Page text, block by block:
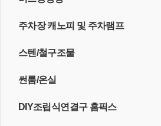
주차장 캐노피 및 주차램프
스텐/철구조물
썬룸/온실
DIY조립식연결구 홈픽스